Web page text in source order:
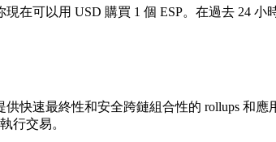
現在可以用 USD 購買 1 個 ESP。在過去 24
供快速最終性和安全跨鏈組合性的 rollups 和
行交易。